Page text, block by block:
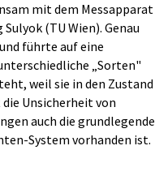
mit dem Messapparat
(TU Wien). Genau
führte auf eine
„Sorten"
weil sie in den Zustand
Unsicherheit von
auch die grundlegende
System vorhanden ist.